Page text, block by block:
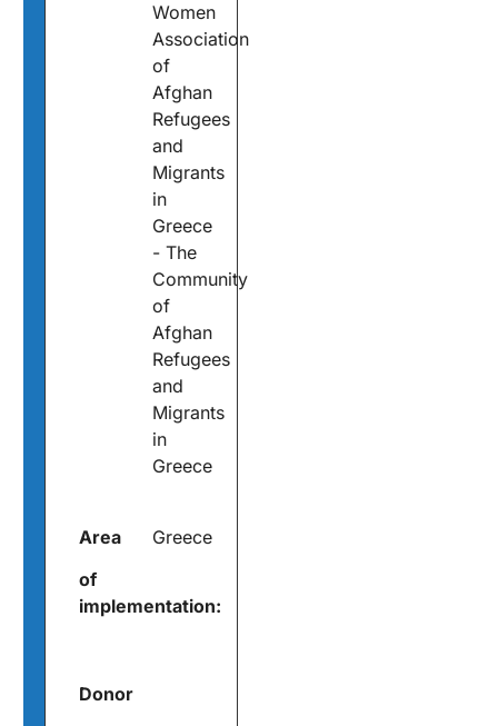
Women
Association
of
Afghan
Refugees
and
Migrants
in
Greece
- The
Community
of
Afghan
Refugees
and
Migrants
in
Greece
Area
of
implementation:
Greece
Donor